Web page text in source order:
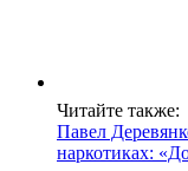
Читайте также:
Павел
наркотиках: